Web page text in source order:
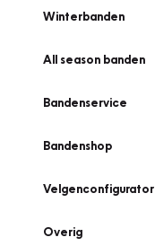
Winterbanden
All season banden
Bandenservice
Bandenshop
Velgenconfigurator
Overig